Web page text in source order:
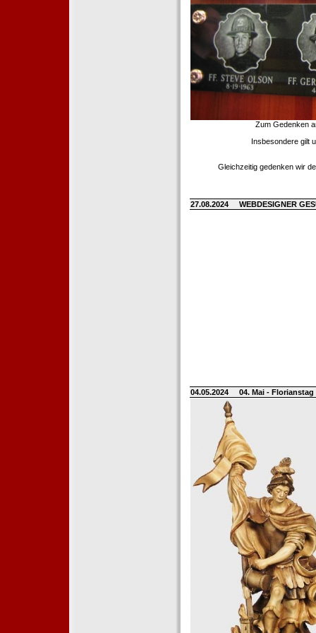
Zum Gedenken
Insbesondere gilt
Gleichzeitig gedenken wir
27.08.2024 WEBDESIGNER
04.05.2024 04. Mai -